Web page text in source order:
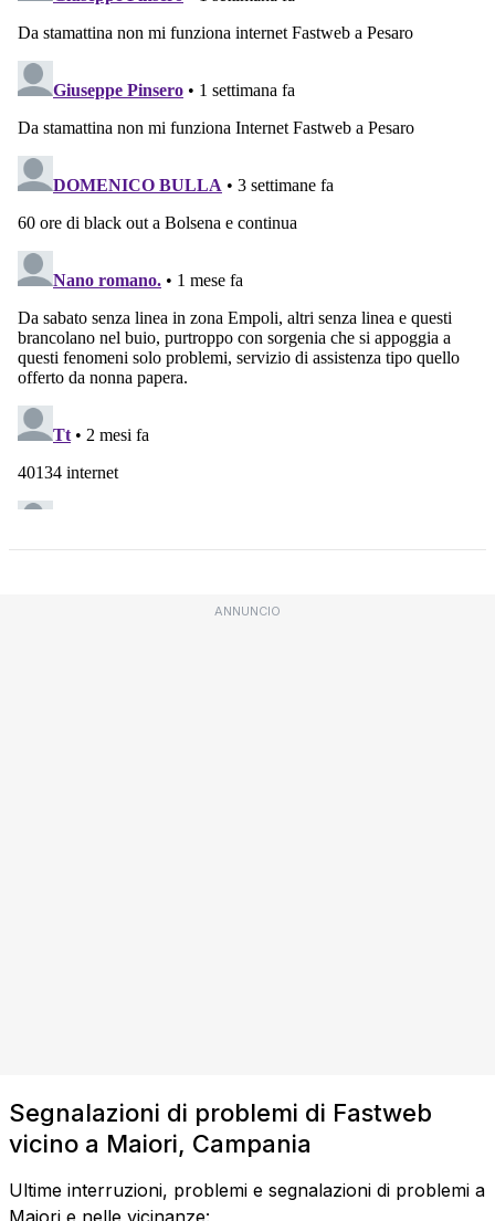
ANNUNCIO
Segnalazioni di problemi di Fastweb
vicino a Maiori, Campania
Ultime interruzioni, problemi e segnalazioni di problemi a
Maiori e nelle vicinanze: